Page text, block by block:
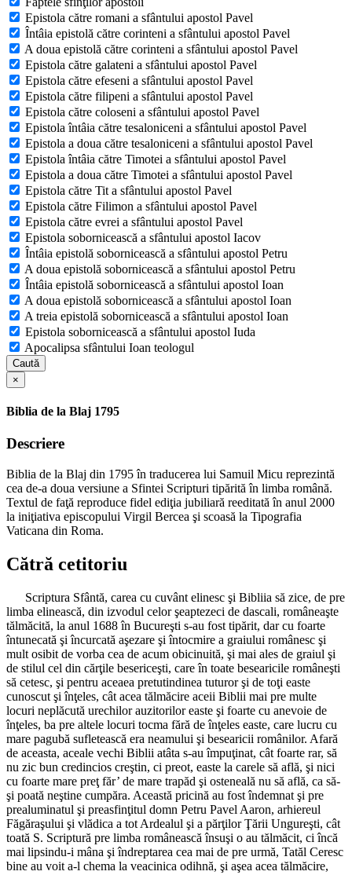
Epistola către romani a sfântului apostol Pavel
Întâia epistolă către corinteni a sfântului apostol Pavel
A doua epistolă către corinteni a sfântului apostol Pavel
Epistola către galateni a sfântului apostol Pavel
Epistola către efeseni a sfântului apostol Pavel
Epistola către filipeni a sfântului apostol Pavel
Epistola către coloseni a sfântului apostol Pavel
Epistola întâia către tesaloniceni a sfântului apostol Pavel
Epistola a doua către tesaloniceni a sfântului apostol Pavel
Epistola întâia către Timotei a sfântului apostol Pavel
Epistola a doua către Timotei a sfântului apostol Pavel
Epistola către Tit a sfântului apostol Pavel
Epistola către Filimon a sfântului apostol Pavel
Epistola către evrei a sfântului apostol Pavel
Epistola sobornicească a sfântului apostol Iacov
Întâia epistolă sobornicească a sfântului apostol Petru
A doua epistolă sobornicească a sfântului apostol Petru
Întâia epistolă sobornicească a sfântului apostol Ioan
A doua epistolă sobornicească a sfântului apostol Ioan
A treia epistolă sobornicească a sfântului apostol Ioan
Epistola sobornicească a sfântului apostol Iuda
Apocalipsa sfântului Ioan teologul
Caută
×
Biblia de la Blaj 1795
Descriere
Biblia de la Blaj din 1795 în traducerea lui Samuil Micu reprezintă
cea de-a doua versiune a Sfintei Scripturi tipărită în limba română.
Textul de faţă reproduce fidel ediţia jubiliară reeditată în anul 2000
la iniţiativa episcopului Virgil Bercea şi scoasă la Tipografia
Vaticana din Roma.
Cătră cetitoriu
Scriptura Sfântă, carea cu cuvânt elinesc şi Bibliia să zice, de pre
limba elinească, din izvodul celor şeaptezeci de dascali, româneaşte
tălmăcită, la anul 1688 în Bucureşti s-au fost tipărit, dar cu foarte
întunecată şi încurcată aşezare şi întocmire a graiului românesc şi
mult osibit de vorba cea de acum obicinuită, şi mai ales de graiul şi
de stilul cel din cărţile besericeşti, care în toate besearicile româneşti
să cetesc, şi pentru aceaea pretutindinea tuturor şi de toţi easte
cunoscut şi înţeles, cât acea tălmăcire aceii Biblii mai pre multe
locuri neplăcută urechilor auzitorilor easte şi foarte cu anevoie de
înţeles, ba pre altele locuri tocma fără de înţeles easte, care lucru cu
mare pagubă sufletească era neamului şi besearicii românilor. Afară
de aceasta, aceale vechi Biblii atâta s-au împuţinat, cât foarte rar, să
nu zic bun credincios creştin, ci preot, easte la carele să află, şi nici
cu foarte mare preţ făr’ de mare trapăd şi osteneală nu să află, ca să-
şi poată neştine cumpăra. Această pricină au fost îndemnat şi pre
prealuminatul şi preasfinţitul domn Petru Pavel Aaron, arhiereul
Făgăraşului şi vlădica a tot Ardealul şi a părţilor Ţării Ungureşti, cât
toată S. Scriptură pre limba românească însuşi o au tălmăcit, ci încă
mai lipsindu-i mâna şi îndreptarea cea mai de pre urmă, Tatăl Ceresc
bine au voit a-l chema la veacinica odihnă, şi aşea acea tălmăcire,